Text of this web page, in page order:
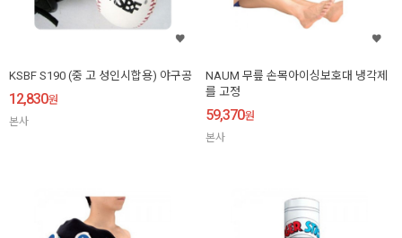
KSBF S190 (중 고 성인시합용) 야구공
12,830원
본사
NAUM 무릎 손목아이싱보호대 냉각제
를 고정
59,370원
본사